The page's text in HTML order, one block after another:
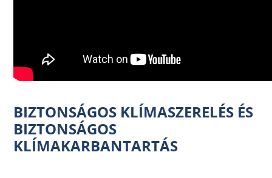
BIZTONSÁGOS KLÍMASZERELÉS ÉS
BIZTONSÁGOS
KLÍMAKARBANTARTÁS